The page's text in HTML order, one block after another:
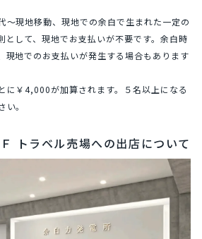
現地移動、現地での余白で生まれた一定の
として、現地でお支払いが不要です。余白時
現地でのお支払いが発生する場合もあります
に￥4,000が加算されます。５名以上になる
。
トラベル売場への出店について